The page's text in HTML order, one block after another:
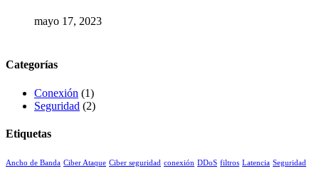
mayo 17, 2023
Categorías
Conexión (1)
Seguridad (2)
Etiquetas
Ancho de Banda Ciber Ataque Ciber seguridad conexión DDoS filtros Latencia Seguridad